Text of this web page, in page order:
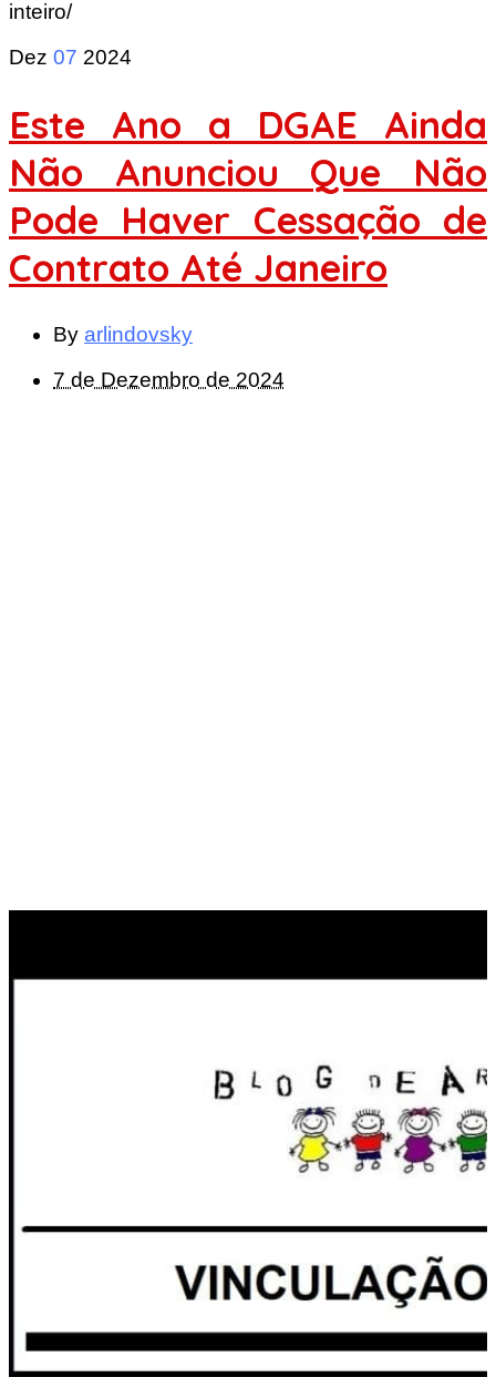
inteiro/
Dez 07 2024
Este Ano a DGAE Ainda
Não Anunciou Que Não
Pode Haver Cessação de
Contrato Até Janeiro
By arlindovsky
7 de Dezembro de 2024